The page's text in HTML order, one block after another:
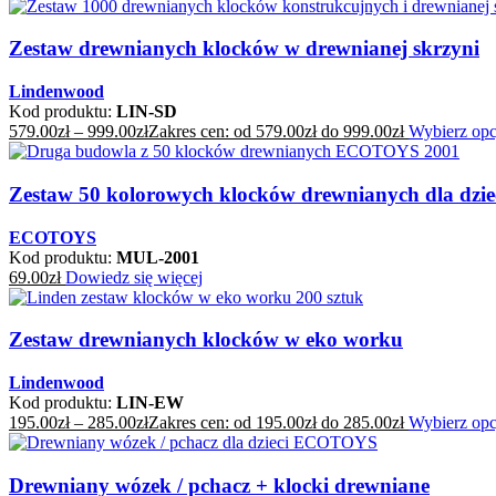
Zestaw drewnianych klocków w drewnianej skrzyni
Lindenwood
Kod produktu: LIN-SD
579.00zł – 999.00złZakres cen: od 579.00zł do 999.00zł Wybierz
Zestaw 50 kolorowych klocków drewnianych dla
ECOTOYS
Kod produktu: MUL-2001
69.00zł Dowiedz się więcej
Zestaw drewnianych klocków w eko worku
Lindenwood
Kod produktu: LIN-EW
195.00zł – 285.00złZakres cen: od 195.00zł do 285.00zł Wybierz
Drewniany wózek / pchacz + klocki drewniane